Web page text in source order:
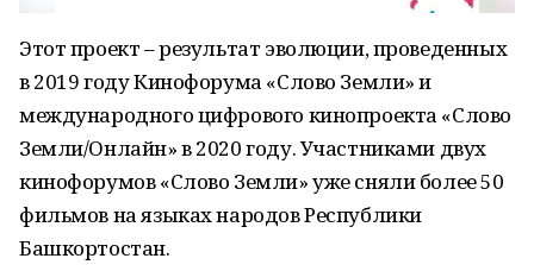
Этот проект – результат эволюции, проведенных
в 2019 году Кинофорума «Слово Земли» и
международного цифрового кинопроекта «Слово
Земли/Онлайн» в 2020 году. Участниками двух
кинофорумов «Слово Земли» уже сняли более 50
фильмов на языках народов Республики
Башкортостан.